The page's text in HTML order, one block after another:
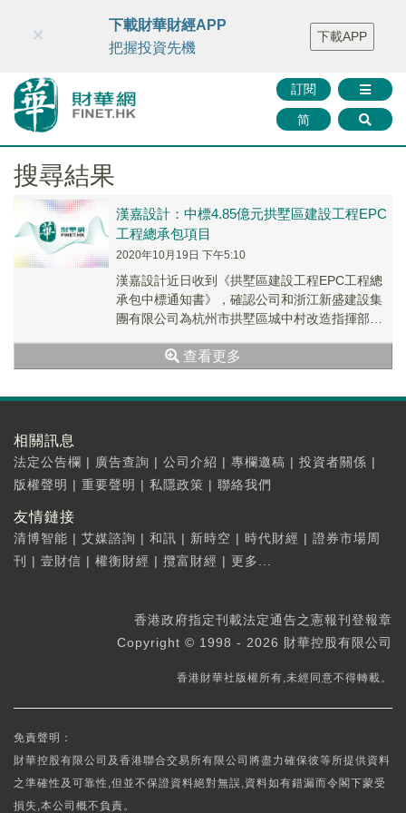
財華智庫網 FINTV FINMETA 財華證券 媒體矩陣
智庫沙龍
聯絡我們
訂閱
简
×
下載財華財經APP
把握投資先機
下載APP
搜尋結果
漢嘉設計：中標4.85億元拱墅區建設工程EPC
工程總承包項目
2020年10月19日 下午5:10
漢嘉設計近日收到《拱墅區建設工程EPC工程總
承包中標通知書》，確認公司和浙江新盛建設集
團有限公司為杭州市拱墅區城中村改造指揮部半
發有限公... 查看更多
相關訊息
法定公告欄 | 廣告查詢 | 公司介紹 | 專欄邀稿 | 投資者關係 |
版權聲明 | 重要聲明 | 私隱政策 | 聯絡我們
友情鏈接
清博智能 | 艾媒諮詢 | 和訊 | 新時空 | 時代財經 | 證券市場周
刊
| 壹財信 | 權衡財經 | 攬富財經 | 更多...
香港政府指定刊載法定通告之憲報刊登報章
Copyright © 1998 - 2026 財華控股有限公司
香港財華社版權所有,未經同意不得轉載。
免責聲明：
財華控股有限公司及香港聯合交易所有限公司將盡力確保彼等所提供資料
之準確性及可靠性,但並不保證資料絕對無誤,資料如有錯漏而令閣下蒙受
損失,本公司概不負責。